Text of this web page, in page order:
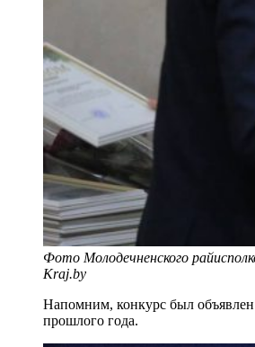
Фото Молодечненского
Kraj.by
Напомним, конкурс был
прошлого года.